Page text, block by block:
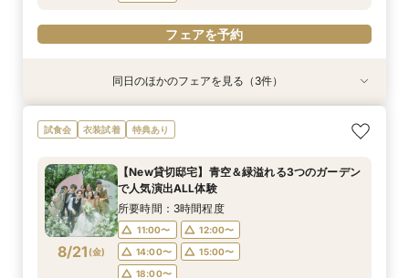
フェアを予約
8/20(木)
【遠方の方◎オンライン相談会】スマホで簡単！
豪華10大特典付き
12:00〜
14:00〜
15:00〜
18:00〜
フェアを予約
衣装試着 特典あり
8/20(木)
【おもてなし重視◎】料理ランクUP＆10大特典
★貸切体験＆相談会
11:00〜
12:00〜
14:00〜
15:00〜
17:30〜
フェアを予約
衣装試着 特典あり
8/20(木)
【1組限定★貸切邸宅】少人数で挙式会食♪New
挙式体験＆豪華試食付き
11:00〜
12:00〜
14:00〜
15:00〜
17:30〜
フェアを予約
同日のほかのフェアを見る（3件）
試食会 衣装試着 特典あり
8/21 (金)
【New貸切邸宅】青空＆緑溢れる3つのガーデン
で人気演出ALL体験
所要時間：3時間程度
11:00〜
12:00〜
14:00〜
15:00〜
18:00〜